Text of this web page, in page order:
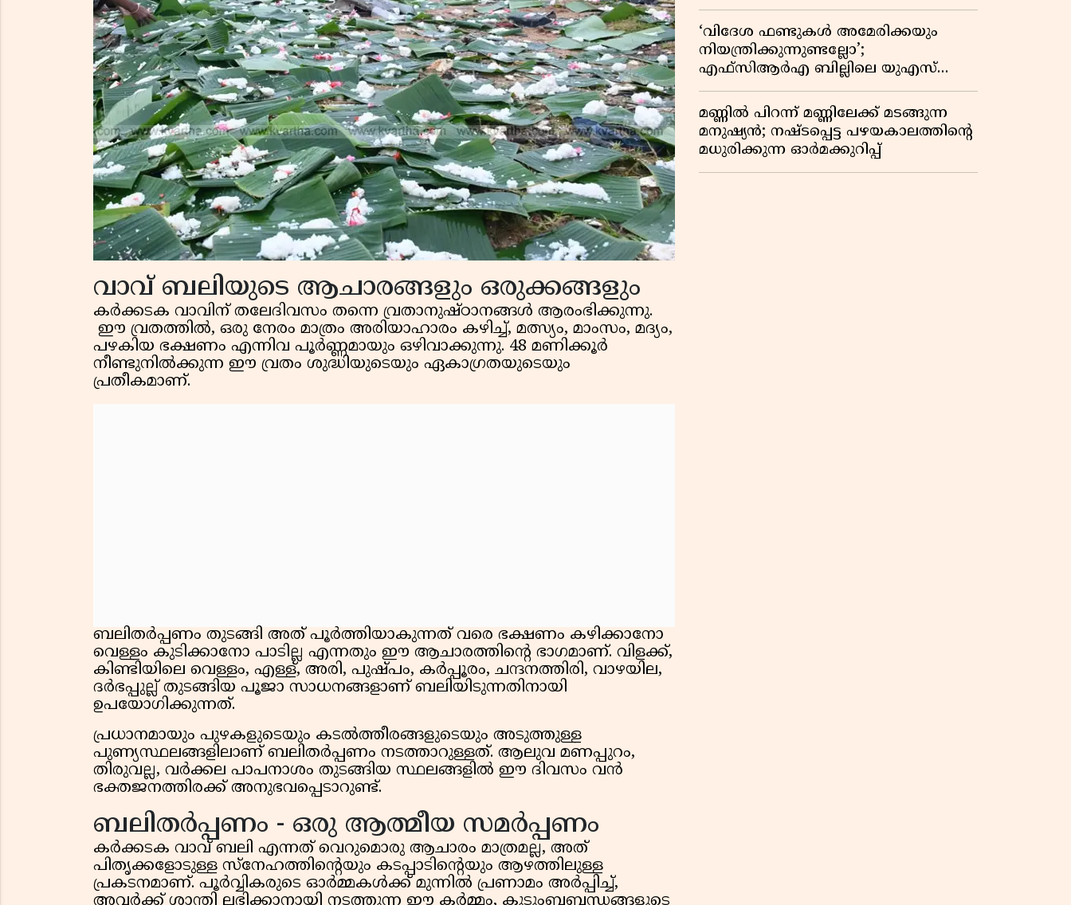
വാവ് ബലിയുടെ ആചാരങ്ങളും ഒരുക്കങ്ങളും
കർക്കടക വാവിന് തലേദിവസം തന്നെ വ്രതാനുഷ്ഠാനങ്ങൾ ആരംഭിക്കുന്നു.
ഈ വ്രതത്തിൽ, ഒരു നേരം മാത്രം അരിയാഹാരം കഴിച്ച്, മത്സ്യം, മാംസം, മദ്യം,
പഴകിയ ഭക്ഷണം എന്നിവ പൂർണ്ണമായും ഒഴിവാക്കുന്നു. 48 മണിക്കൂർ
നീണ്ടുനിൽക്കുന്ന ഈ വ്രതം ശുദ്ധിയുടെയും ഏകാഗ്രതയുടെയും
പ്രതീകമാണ്.
ബലിതർപ്പണം തുടങ്ങി അത് പൂർത്തിയാകുന്നത് വരെ ഭക്ഷണം കഴിക്കാനോ
വെള്ളം കുടിക്കാനോ പാടില്ല എന്നതും ഈ ആചാരത്തിന്റെ ഭാഗമാണ്. വിളക്ക്,
കിണ്ടിയിലെ വെള്ളം, എള്ള്, അരി, പുഷ്പം, കർപ്പൂരം, ചന്ദനത്തിരി, വാഴയില,
ദർഭപ്പുല്ല് തുടങ്ങിയ പൂജാ സാധനങ്ങളാണ് ബലിയിടുന്നതിനായി
ഉപയോഗിക്കുന്നത്.
പ്രധാനമായും പുഴകളുടെയും കടൽത്തീരങ്ങളുടെയും അടുത്തുള്ള
പുണ്യസ്ഥലങ്ങളിലാണ് ബലിതർപ്പണം നടത്താറുള്ളത്. ആലുവ മണപ്പുറം,
തിരുവല്ല, വർക്കല പാപനാശം തുടങ്ങിയ സ്ഥലങ്ങളിൽ ഈ ദിവസം വൻ
ഭക്തജനത്തിരക്ക് അനുഭവപ്പെടാറുണ്ട്.
ബലിതർപ്പണം - ഒരു ആത്മീയ സമർപ്പണം
കർക്കടക വാവ് ബലി എന്നത് വെറുമൊരു ആചാരം മാത്രമല്ല, അത്
പിതൃക്കളോടുള്ള സ്നേഹത്തിൻ്റെയും കടപ്പാടിൻ്റെയും ആഴത്തിലുള്ള
പ്രകടനമാണ്. പൂർവ്വികരുടെ ഓർമ്മകൾക്ക് മുന്നിൽ പ്രണാമം അർപ്പിച്ച്,
മുത്തശ്ശീമുത്തശ്ശന്മാരും കൊല്ലപ്പെട്ടു,
മരണസംഖ്യ 7; ഞെട്ടിക്കുന്ന
വെളിപ്പെടുത്തലുകൾ
‘വിദേശ ഫണ്ടുകൾ അമേരിക്കയും
നിയന്ത്രിക്കുന്നുണ്ടല്ലോ’;
എഫ്സിആർഎ ബില്ലിലെ യുഎസ്
വിമർശനങ്ങൾക്ക് മറുപടിയുമായി ഇന്ത്യ
മണ്ണിൽ പിറന്ന് മണ്ണിലേക്ക് മടങ്ങുന്ന
മനുഷ്യൻ; നഷ്ടപ്പെട്ട പഴയകാലത്തിൻ്റെ
മധുരിക്കുന്ന ഓർമക്കുറിപ്പ്